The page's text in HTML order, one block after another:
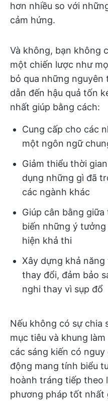
hơn nhiều so với
cảm hứng.
Và không, bạn không
một chiến lược như
bỏ qua những nguyên
dẫn đến hậu quả tốn
nhất giúp bằng cách:
Cung cấp cho các
một ngôn ngữ
Giảm thiểu thời
dụng những gì đã
các ngành khác
Giúp cân bằng
biến những ý
hiện khả thi
Xây dựng khả
thay đổi, đảm bảo
nghi thay vì sụp đổ
Nếu không có sự chia
mục tiêu và khung
các sáng kiến có
động mang tính biểu
hoành tráng tiếp theo
phương pháp tốt nhất